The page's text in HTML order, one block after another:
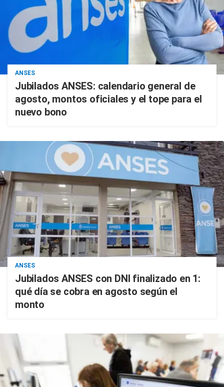
ANSES
Jubilados ANSES: calendario general de
agosto, montos oficiales y el tope para el
nuevo bono
ANSES
Jubilados ANSES con DNI finalizado en 1:
qué día se cobra en agosto según el
monto